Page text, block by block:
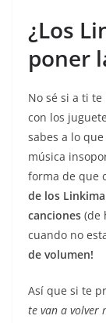
¿Los
poner
No sé si a ti
con los
sabes a lo
música
forma de que
de los
canciones (de
cuando no
de volumen!
Así que si te
te van a volver